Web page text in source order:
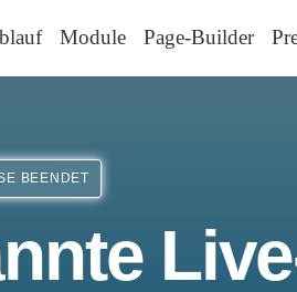
Module Page-Builder
BEENDET